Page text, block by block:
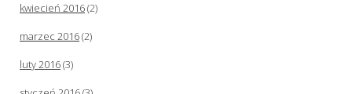
kwiecień 2016(2)
marzec 2016(2)
luty 2016(3)